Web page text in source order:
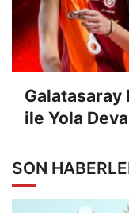
Galatasaray
ile Yola
SON